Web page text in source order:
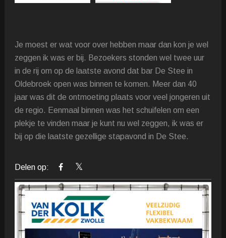
Je moest er wat voor over hebben maar dan kon je wel
zeggen ik was er bij. Bezoekers stonden wel twee uur
in de rij om op de laatste avond dat bar De Stee in
Oldebroek open was binnen te komen. Meer dan 40
jaar was dit de ontmoeting plaats voor veel jongeren uit
de regio. Eenmaal binnen was het schuifelen om een
plekje te vinden maar je kunt nu wel zeggen, ik was er
bij op die laatste gezellige stapavond in De Stee.
Delen op: